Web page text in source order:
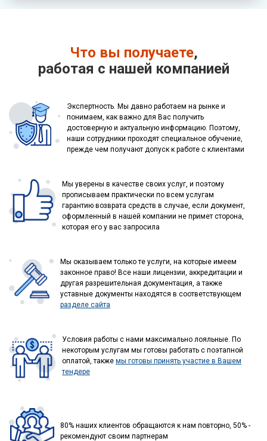
Что вы получаете,
работая с нашей компанией
Экспертность. Мы давно работаем на рынке и
понимаем, как важно для Вас получить
достоверную и актуальную информацию. Поэтому,
наши сотрудники проходят специальное обучение,
прежде чем получают допуск к работе с клиентами
Мы уверены в качестве своих услуг, и поэтому
прописываем практически по всем услугам
гарантию возврата средств в случае, если документ,
оформленный в нашей компании не примет сторона,
которая его у вас запросила
Мы оказываем только те услуги, на которые имеем
законное право! Все наши лицензии, аккредитации и
другая разрешительная документация, а также
уставные документы находятся в соответствующем
разделе сайта
Условия работы с нами максимально лояльные. По
некоторым услугам мы готовы работать с поэтапной
оплатой, такжемы готовы принять участие в Вашем
тендере
80% наших клиентов обращаются к нам повторно, 50% -
рекомендуют своим партнерам